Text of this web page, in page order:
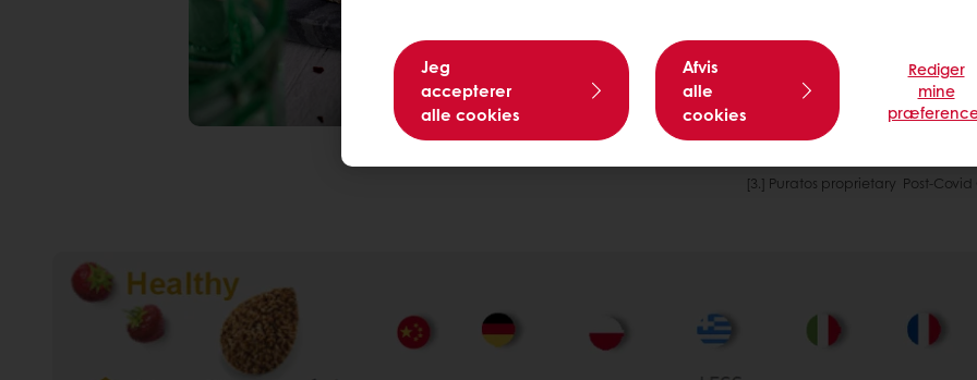
Fibre og kerner
forbrugere i alle lande
[3.] Puratos proprietary Post-
Jeg
accepterer
alle cookies
Afvis
alle
cookies
Rediger
mine